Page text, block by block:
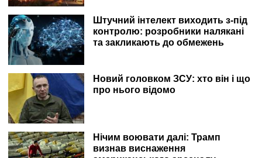
Штучний інтелект виходить з-під
контролю: розробники налякані
та закликають до обмежень
Новий головком ЗСУ: хто він і що
про нього відомо
Нічим воювати далі: Трамп
визнав виснаження